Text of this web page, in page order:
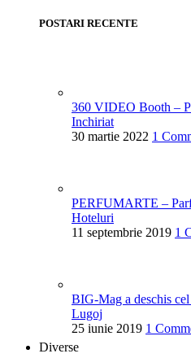
POSTARI RECENTE
360 VIDEO Booth –
Inchiriat
30 martie 2022 1
PERFUMARTE –
Hoteluri
11 septembrie 2019 1
BIG-Mag a deschis
Lugoj
25 iunie 2019 1
Diverse